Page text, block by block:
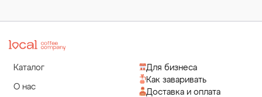
Каталог
О нас
Для бизнеса
Как заваривать
Доставка и оплата